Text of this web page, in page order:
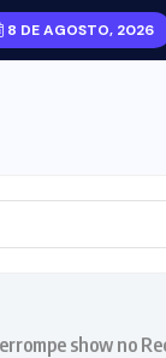
8 DE AGOSTO, 2026
show no